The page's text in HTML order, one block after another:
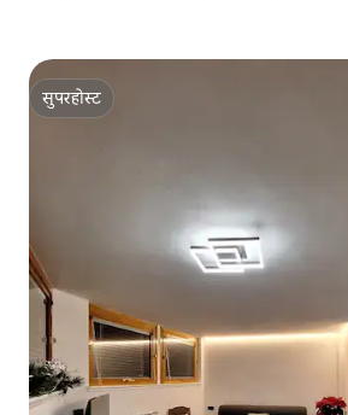
सुपरहोस्ट
सुपरहोस्ट